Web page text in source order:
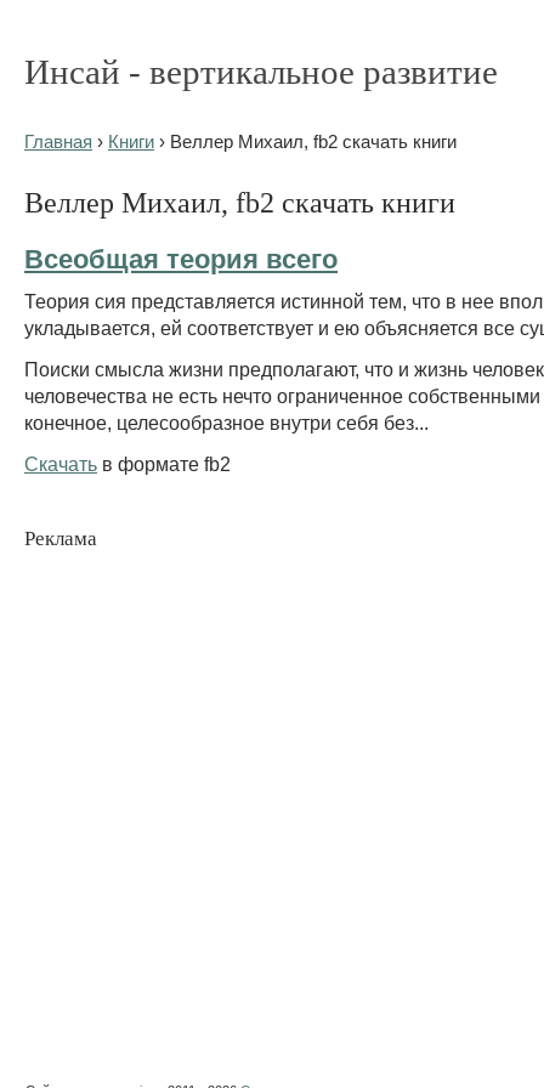
Инсай - вертикальное развитие
Главная › Книги › Веллер Михаил, fb2 скачать книги
Веллер Михаил, fb2 скачать книги
Всеобщая теория всего
Теория сия представляется истинной тем, что в нее
укладывается, ей соответствует и ею объясняется все
Поиски смысла жизни предполагают, что и жизнь
человечества не есть нечто ограниченное
конечное, целесообразное внутри себя без...
Скачать в формате fb2
Реклама